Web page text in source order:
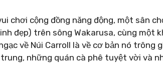
chơi cộng đồng năng động, một sân
đẹp) trên sông Wakarusa, cùng một
về Núi Carroll là về cơ bản nó trông
những quán cà phê tuyệt vời và